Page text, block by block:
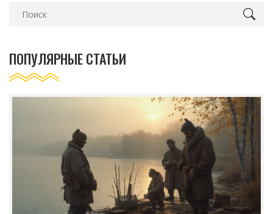
ПОПУЛЯРНЫЕ СТАТЬИ